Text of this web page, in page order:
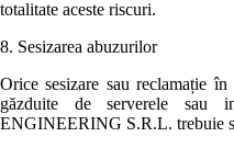
totalitate aceste riscuri.
8. Sesizarea abuzurilor
Orice sesizare sau reclamație
găzduite de serverele sau
ENGINEERING S.R.L. trebuie